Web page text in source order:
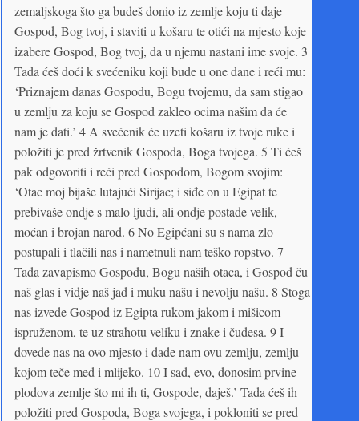
zemaljskoga što ga budeš donio iz zemlje koju ti daje
Gospod, Bog tvoj, i staviti u košaru te otići na mjesto koje
izabere Gospod, Bog tvoj, da u njemu nastani ime svoje. 3
Tada ćeš doći k svećeniku koji bude u one dane i reći mu:
‘Priznajem danas Gospodu, Bogu tvojemu, da sam stigao
u zemlju za koju se Gospod zakleo ocima našim da će
nam je dati.’ 4 A svećenik će uzeti košaru iz tvoje ruke i
položiti je pred žrtvenik Gospoda, Boga tvojega. 5 Ti ćeš
pak odgovoriti i reći pred Gospodom, Bogom svojim:
‘Otac moj bijaše lutajući Sirijac; i siđe on u Egipat te
prebivaše ondje s malo ljudi, ali ondje postade velik,
moćan i brojan narod. 6 No Egipćani su s nama zlo
postupali i tlačili nas i nametnuli nam teško ropstvo. 7
Tada zavapismo Gospodu, Bogu naših otaca, i Gospod ču
naš glas i vidje naš jad i muku našu i nevolju našu. 8 Stoga
nas izvede Gospod iz Egipta rukom jakom i mišicom
ispruženom, te uz strahotu veliku i znake i čudesa. 9 I
dovede nas na ovo mjesto i dade nam ovu zemlju, zemlju
kojom teče med i mlijeko. 10 I sad, evo, donosim prvine
plodova zemlje što mi ih ti, Gospode, daješ.’ Tada ćeš ih
položiti pred Gospoda, Boga svojega, i pokloniti se pred